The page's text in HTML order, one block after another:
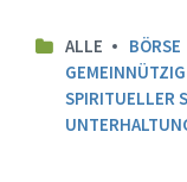
ALLE BÖRSE
GEMEINNÜTZIG
SPIRITUELLER